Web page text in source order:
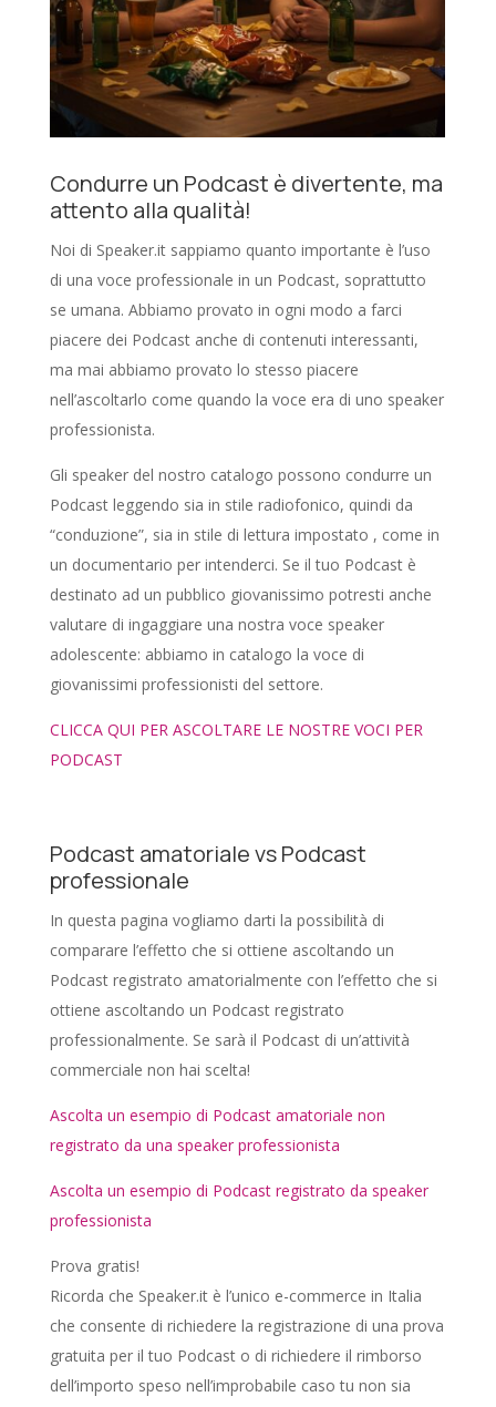
Condurre un Podcast è divertente, ma
attento alla qualità!
Noi di Speaker.it sappiamo quanto importante è l’uso
di una voce professionale in un Podcast, soprattutto
se umana. Abbiamo provato in ogni modo a farci
piacere dei Podcast anche di contenuti interessanti,
ma mai abbiamo provato lo stesso piacere
nell’ascoltarlo come quando la voce era di uno speaker
professionista.
Gli speaker del nostro catalogo possono condurre un
Podcast leggendo sia in stile radiofonico, quindi da
“conduzione”, sia in stile di lettura impostato , come in
un documentario per intenderci. Se il tuo Podcast è
destinato ad un pubblico giovanissimo potresti anche
valutare di ingaggiare una nostra voce speaker
adolescente: abbiamo in catalogo la voce di
giovanissimi professionisti del settore.
CLICCA QUI PER ASCOLTARE LE NOSTRE VOCI PER
PODCAST
Podcast amatoriale vs Podcast
professionale
In questa pagina vogliamo darti la possibilità di
comparare l’effetto che si ottiene ascoltando un
Podcast registrato amatorialmente con l’effetto che si
ottiene ascoltando un Podcast registrato
professionalmente. Se sarà il Podcast di un’attività
commerciale non hai scelta!
Ascolta un esempio di Podcast amatoriale non
registrato da una speaker professionista
Ascolta un esempio di Podcast registrato da speaker
professionista
Prova gratis!
Ricorda che Speaker.it è l’unico e-commerce in Italia
che consente di richiedere la registrazione di una prova
gratuita per il tuo Podcast o di richiedere il rimborso
dell’importo speso nell’improbabile caso tu non sia